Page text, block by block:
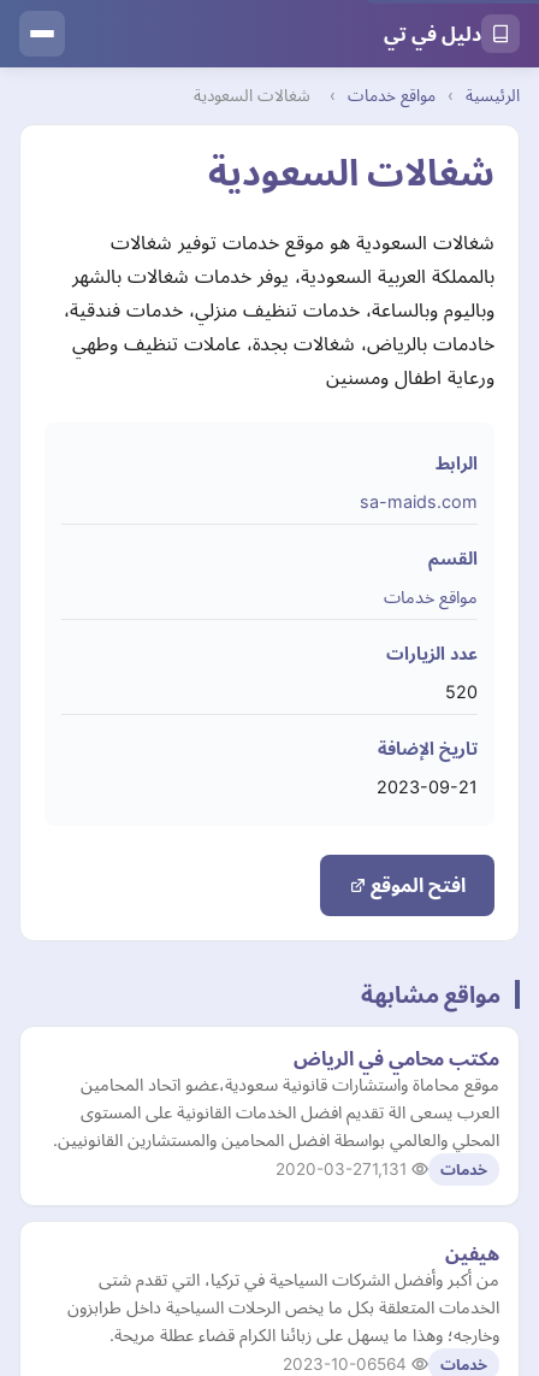
دليل في تي
الرئيسية › مواقع خدمات › شغالات السعودية
شغالات السعودية
شغالات السعودية هو موقع خدمات توفير شغالات
بالمملكة العربية السعودية، يوفر خدمات شغالات بالشهر
وباليوم وبالساعة، خدمات تنظيف منزلي، خدمات فندقية،
خادمات بالرياض، شغالات بجدة، عاملات تنظيف وطهي
ورعاية اطفال ومسنين
الرابط
sa-maids.com
القسم
مواقع خدمات
عدد الزيارات
520
تاريخ الإضافة
2023-09-21
افتح الموقع
مواقع مشابهة
مكتب محامي في الرياض
موقع محاماة واستشارات قانونية سعودية،عضو اتحاد المحامين
العرب يسعى الة تقديم افضل الخدمات القانونية على المستوى
المحلي والعالمي بواسطة افضل المحامين والمستشارين القانونيين.
خدمات 2020-03-27
هيفين
من أكبر وأفضل الشركات السياحية في تركيا، التي تقدم شتى
الخدمات المتعلقة بكل ما يخص الرحلات السياحية داخل طرابزون
وخارجه؛ وهذا ما يسهل على زبائنا الكرام قضاء عطلة مريحة.
خدمات 2023-10-06